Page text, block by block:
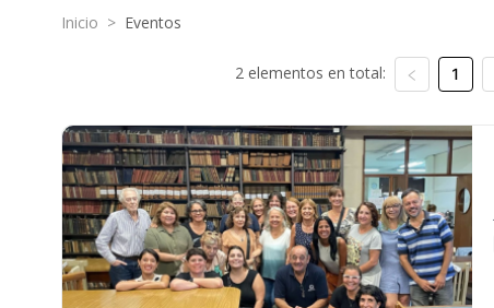
Inicio > Eventos
2 elementos en total: 1